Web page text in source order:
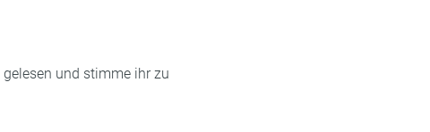
gelesen und stimme ihr zu